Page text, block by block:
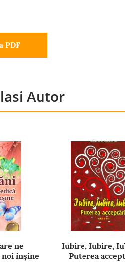
PDF
Autor
ne
inșine
Iubire, Iubire,
Puterea